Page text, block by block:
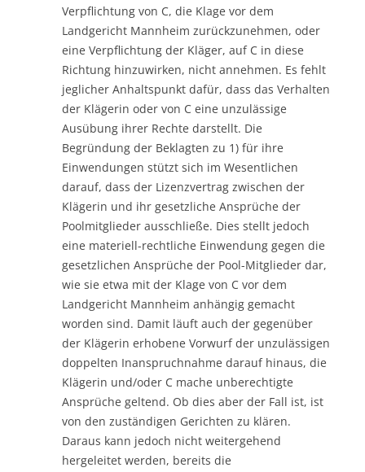
Verpflichtung von C, die Klage vor dem
Landgericht Mannheim zurückzunehmen, oder
eine Verpflichtung der Kläger, auf C in diese
Richtung hinzuwirken, nicht annehmen. Es fehlt
jeglicher Anhaltspunkt dafür, dass das Verhalten
der Klägerin oder von C eine unzulässige
Ausübung ihrer Rechte darstellt. Die
Begründung der Beklagten zu 1) für ihre
Einwendungen stützt sich im Wesentlichen
darauf, dass der Lizenzvertrag zwischen der
Klägerin und ihr gesetzliche Ansprüche der
Poolmitglieder ausschließe. Dies stellt jedoch
eine materiell-rechtliche Einwendung gegen die
gesetzlichen Ansprüche der Pool-Mitglieder dar,
wie sie etwa mit der Klage von C vor dem
Landgericht Mannheim anhängig gemacht
worden sind. Damit läuft auch der gegenüber
der Klägerin erhobene Vorwurf der unzulässigen
doppelten Inanspruchnahme darauf hinaus, die
Klägerin und/oder C mache unberechtigte
Ansprüche geltend. Ob dies aber der Fall ist, ist
von den zuständigen Gerichten zu klären.
Daraus kann jedoch nicht weitergehend
hergeleitet werden, bereits die